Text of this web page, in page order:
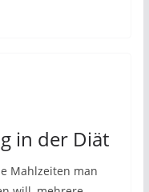
in der Diät
Mahlzeiten man